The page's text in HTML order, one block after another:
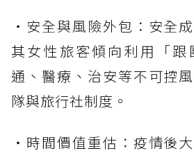
・安全與風險外包：安全
其女性旅客傾向利用「跟
通、醫療、治安等不可控
隊與旅行社制度。
・時間價值重估：疫情後